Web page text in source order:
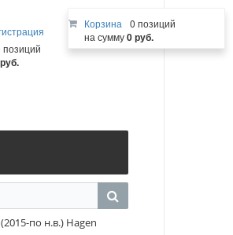
позиций
по н.в.) Hagen
Корзина
0 позиций
на сумму0 руб.